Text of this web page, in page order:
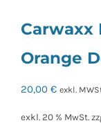
Carwaxx
Orange
20,00 € exkl.
exkl. 20 % MwSt.